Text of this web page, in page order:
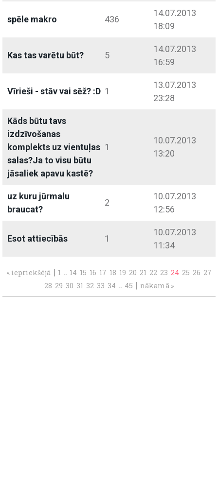
spēle makro 436
14.07.2013
18:09
Kas tas varētu būt? 5
14.07.2013
16:59
Vīrieši - stāv vai sēž? :D 1
13.07.2013
23:28
Kāds būtu tavs
izdzīvošanas
komplekts uz vientuļas
salas?Ja to visu būtu
jāsaliek apavu kastē?
1
10.07.2013
13:20
uz kuru jūrmalu
braucat?
2
10.07.2013
12:56
Esot attiecībās 1
10.07.2013
11:34
« iepriekšējā | 1 .. 14 15 16 17 18 19 20 21 22 23 24 25 26 27
28 29 30 31 32 33 34 .. 45 | nākamā »